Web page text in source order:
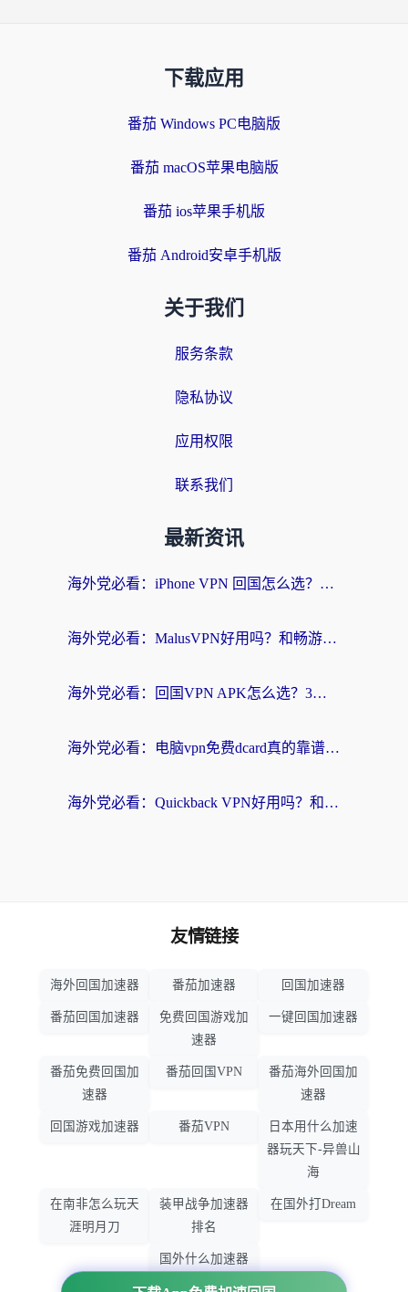
下载应用
番茄 Windows PC电脑版
番茄 macOS苹果电脑版
番茄 ios苹果手机版
番茄 Android安卓手机版
关于我们
服务条款
隐私协议
应用权限
联系我们
最新资讯
海外党必看：iPhone VPN 回国怎么选？一篇搞定无缝访问国内资源
海外党必看：MalusVPN好用吗？和畅游VPN对比哪个回国效果更好？附穿梭飞鱼神龟真实体验
海外党必看：回国VPN APK怎么选？3步教你无缝刷国内剧玩国服
海外党必看：电脑vpn免费dcard真的靠谱吗？教你选对回国加速器无缝访问国内资源
海外党必看：Quickback VPN好用吗？和小黑牛VPN对比哪个回国效果更好？附真实体验+避坑指南
友情链接
海外回国加速器 番茄加速器 回国加速器
番茄回国加速器
免费回国游戏加
速器
一键回国加速器
番茄免费回国加
速器
番茄回国VPN
番茄海外回国加
速器
回国游戏加速器 番茄VPN
日本用什么加速
器玩天下-异兽山
海
在南非怎么玩天
涯明月刀
装甲战争加速器
排名
在国外打Dream
国外什么加速器
玩暗黑破坏神